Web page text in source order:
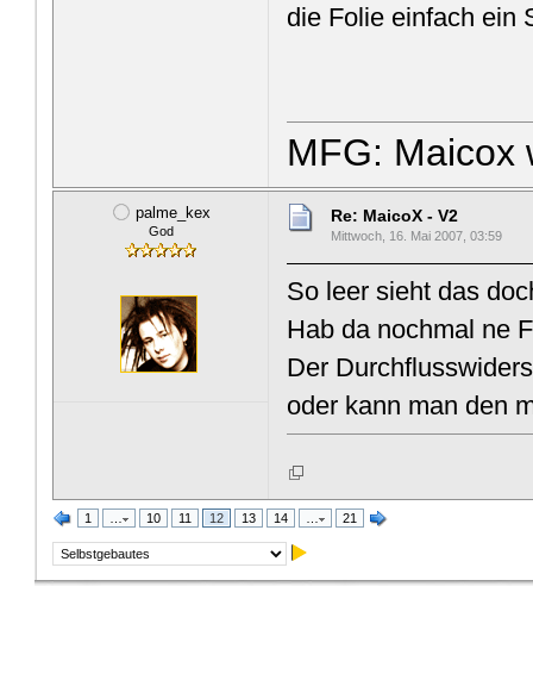
die Folie einfach ein
MFG: Maicox
palme_kex
God
Re: MaicoX - V2
Mittwoch, 16. Mai 2007, 03:59
So leer sieht das
Hab da nochmal ne
Der
oder kann man den
1 … 10 11 12 13 14 … 21